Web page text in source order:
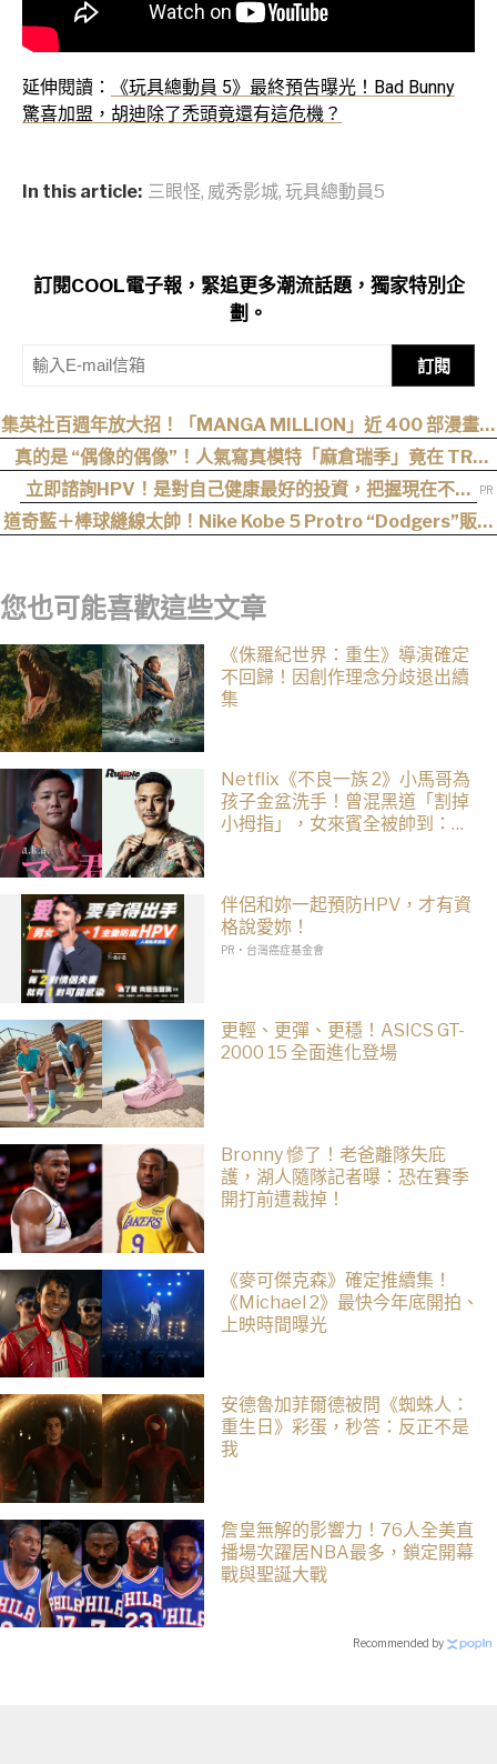
延伸閱讀：
《玩具總動員 5》最終預告曝光！Bad Bunny
驚喜加盟，胡迪除了禿頭竟還有這危機？
In this article: 三眼怪, 威秀影城, 玩具總動員5
訂閱COOL電子報，緊追更多潮流話題，獨家特別企
劃。
訂閱
集英社百週年放大招！「MANGA MILLION」近 400 部漫畫免
費看，《航海王》、《火影忍者》支援逾百種語言
真的是 “偶像的偶像”！人氣寫真模特「麻倉瑞季」竟在 TRE
“成功追星”，可愛直言：涼森真的太可愛，幸好有來台灣
立即諮詢HPV！是對自己健康最好的投資，把握現在不嫌
晚！
道奇藍＋棒球縫線太帥！Nike Kobe 5 Protro “Dodgers”販售
您也可能喜歡這些文章
《侏羅紀世界：重生》導演確定
不回歸！因創作理念分歧退出續
集
Netflix《不良一族 2》小馬哥為
孩子金盆洗手！曾混黑道「割掉
小拇指」，女來賓全被帥到：超
伴侶和妳一起預防HPV，才有資
格說愛妳！
PR・台灣癌症基金會
更輕、更彈、更穩！ASICS GT-
2000 15 全面進化登場
Bronny 慘了！老爸離隊失庇
護，湖人隨隊記者曝：恐在賽季
開打前遭裁掉！
《麥可傑克森》確定推續集！
《Michael 2》最快今年底開拍、
上映時間曝光
安德魯加菲爾德被問《蜘蛛人：
重生日》彩蛋，秒答：反正不是
我
詹皇無解的影響力！76人全美直
播場次躍居NBA最多，鎖定開幕
戰與聖誕大戰
Recommended by